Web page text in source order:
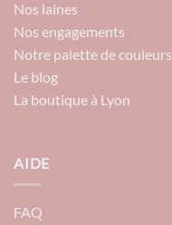
Nos laines
Nos engagements
Notre palette de couleurs
Le blog
La boutique à Lyon
AIDE
FAQ